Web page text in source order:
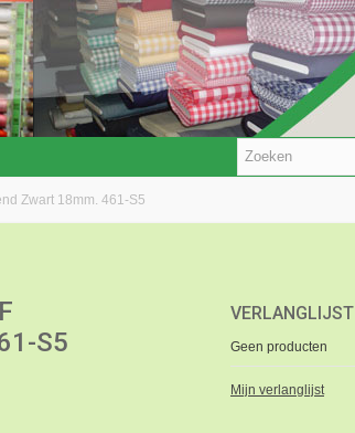
Zwart 18mm. 461-S5
S5
VERLANGLIJST
Geen producten
Mijn verlanglijst